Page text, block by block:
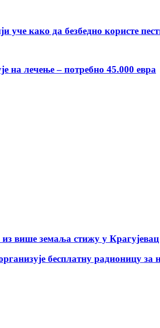
како да безбедно користе
на лечење – потребно 45.000 евра
више земаља стижу у Крагујевац
бесплатну радионицу за